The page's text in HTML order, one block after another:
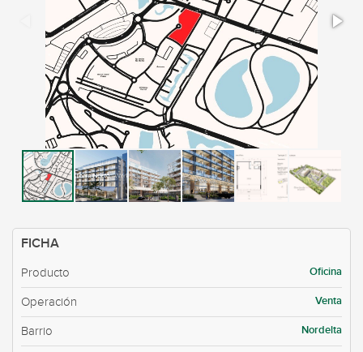
FICHA
Producto Oficina
Operación Venta
Barrio Nordelta